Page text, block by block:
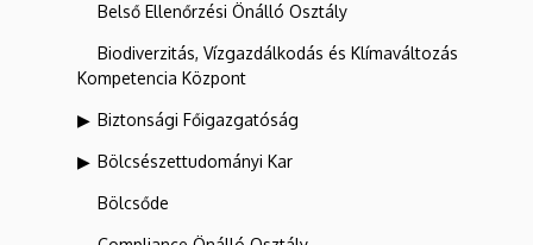
Belső Ellenőrzési Önálló Osztály
Biodiverzitás, Vízgazdálkodás és Klímaváltozás
Kompetencia Központ
Biztonsági Főigazgatóság
Bölcsészettudományi Kar
Bölcsőde